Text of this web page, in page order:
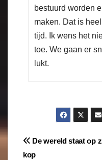
bestuurd worden
maken. Dat is
tijd. Ik wens het
toe. We gaan er
lukt.
De wereld staat op
kop